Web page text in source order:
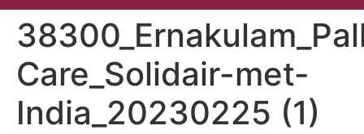
Care_Solidair-met-
India_20230225 (1)